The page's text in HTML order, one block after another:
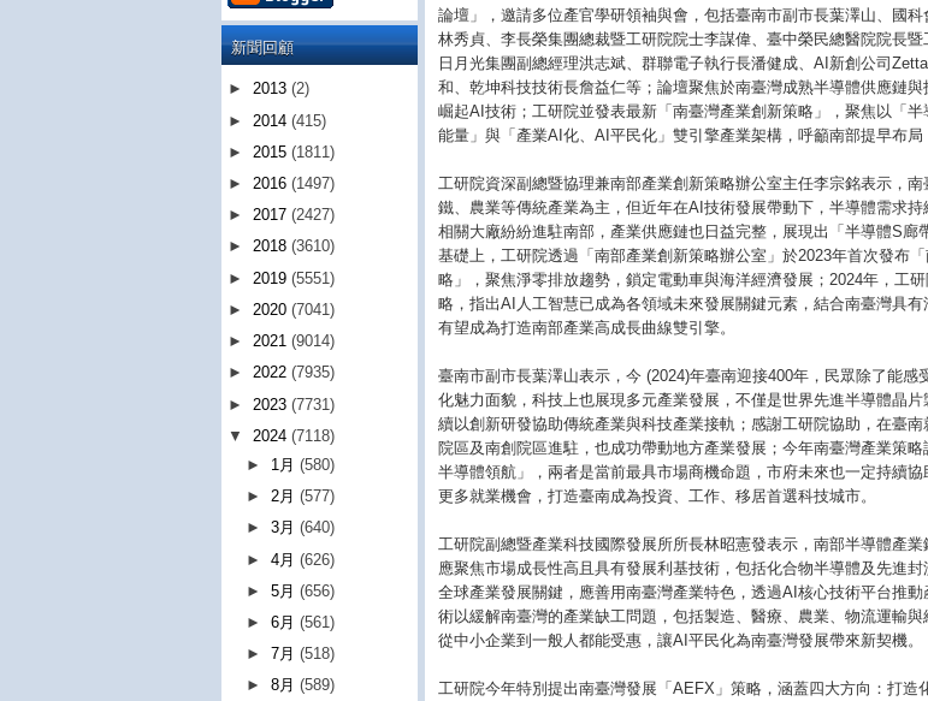
論壇」，邀請多位產官學研領袖與會，包括臺南市副市長葉澤山、國
林秀貞、李長榮集團總裁暨工研院院士李謀偉、臺中榮民總醫院院長暨
日月光集團副總經理洪志斌、群聯電子執行長潘健成、AI新創公司
和、乾坤科技技術長詹益仁等；論壇聚焦於南臺灣成熟半導體供應鏈
崛起AI技術；工研院並發表最新「南臺灣產業創新策略」，聚焦以「半
能量」與「產業AI化、AI平民化」雙引擎產業架構，呼籲南部提早布局
工研院資深副總暨協理兼南部產業創新策略辦公室主任李宗銘表示，
鐵、農業等傳統產業為主，但近年在AI技術發展帶動下，半導體需求
相關大廠紛紛進駐南部，產業供應鏈也日益完整，展現出「半導體S廊
基礎上，工研院透過「南部產業創新策略辦公室」於2023年首次發布
略」，聚焦淨零排放趨勢，鎖定電動車與海洋經濟發展；2024年，工
略，指出AI人工智慧已成為各領域未來發展關鍵元素，結合南臺灣具有
有望成為打造南部產業高成長曲線雙引擎。
臺南市副市長葉澤山表示，今 (2024)年臺南迎接400年，民眾除了能感
化魅力面貌，科技上也展現多元產業發展，不僅是世界先進半導體晶
續以創新研發協助傳統產業與科技產業接軌；感謝工研院協助，在臺南
院區及南創院區進駐，也成功帶動地方產業發展；今年南臺灣產業策略
半導體領航」，兩者是當前最具市場商機命題，市府未來也一定持續
更多就業機會，打造臺南成為投資、工作、移居首選科技城市。
工研院副總暨產業科技國際發展所所長林昭憲發表示，南部半導體產
應聚焦市場成長性高且具有發展利基技術，包括化合物半導體及先進
全球產業發展關鍵，應善用南臺灣產業特色，透過AI核心技術平台推
術以緩解南臺灣的產業缺工問題，包括製造、醫療、農業、物流運輸
從中小企業到一般人都能受惠，讓AI平民化為南臺灣發展帶來新契機。
工研院今年特別提出南臺灣發展「AEFX」策略，涵蓋四大方向：打造
新聞回顧
► 2013 (2)
► 2014 (415)
► 2015 (1811)
► 2016 (1497)
► 2017 (2427)
► 2018 (3610)
► 2019 (5551)
► 2020 (7041)
► 2021 (9014)
► 2022 (7935)
► 2023 (7731)
▼ 2024 (7118)
► 1月(580)
►2月(577)
►3月(640)
►4月(626)
►5月(656)
►6月(561)
►7月(518)
►8月(589)